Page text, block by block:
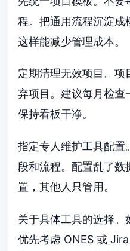
程。把通用流程沉淀成
这样能减少管理成本。
定期清理无效项目。项
弃项目。建议每月检查
保持看板干净。
指定专人维护工具配置
段和流程。配置乱了数
置，其他人只管用。
关于具体工具的选择。
优先考虑 ONES 或